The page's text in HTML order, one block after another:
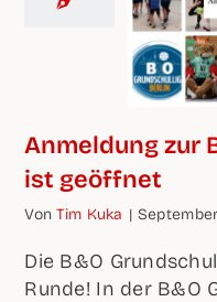
Anmel­dung zur
ist geöffnet
VonTim Kuka |
Die B&O
Run­de! In der B&O